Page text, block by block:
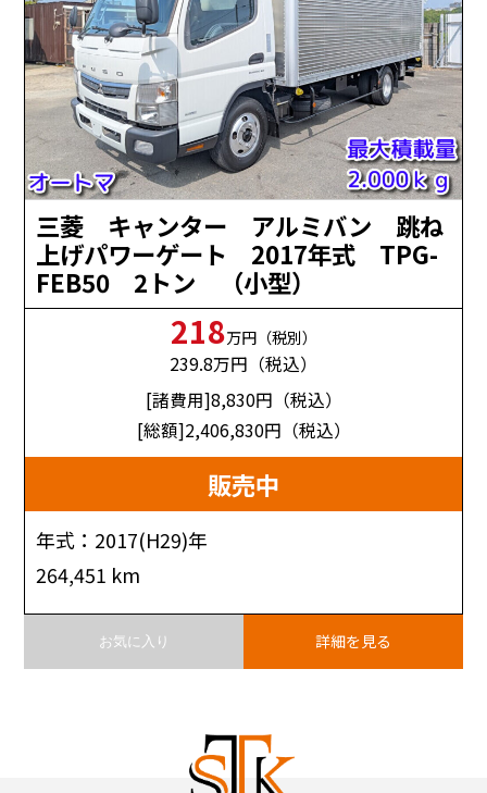
三菱 キャンター アルミバン 跳ね
上げパワーゲート 2017年式 TPG-
FEB50 2トン （小型）
218万円（税別）
239.8万円（税込）
[諸費用]8,830円（税込）
[総額]2,406,830円（税込）
販売中
年式：2017(H29)年
264,451 km
お気に入り 詳細を見る